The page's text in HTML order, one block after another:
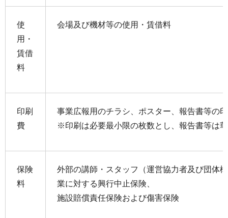
使
用・
賃借
料
会場及び機材等の使用・賃借料
印刷
費
事業広報用のチラシ、ポスター、報告書等の
※印刷は必要最小限の枚数とし、報告書等は
保険
料
外部の講師・スタッフ（運営協力者及び団体
業に対する興行中止保険、
施設賠償責任保険および傷害保険